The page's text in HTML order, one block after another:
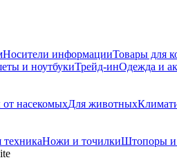
Носители информацииТовары для
и ноутбукиТрейд-инОдежда и
насекомыхДля животных
техникаНожи и точилкиШтопоры и